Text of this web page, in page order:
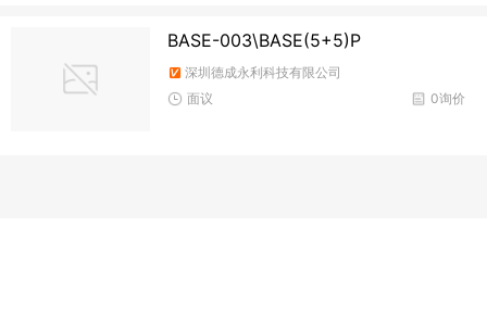
BASE-003\BASE(5+5)P
深圳德成永利科技有限公司
0询价
面议